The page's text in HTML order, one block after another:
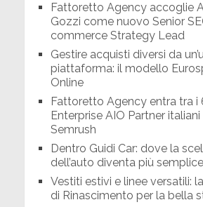
Fattoretto Agency accoglie
Gozzi come nuovo Senior
commerce Strategy Lead
Gestire acquisti diversi da
piattaforma: il modello
Online
Fattoretto Agency entra tra i
Enterprise AIO Partner italiani
Semrush
Dentro Guidi Car: dove la
dell’auto diventa più semplice
Vestiti estivi e linee versatili:
di Rinascimento per la bella